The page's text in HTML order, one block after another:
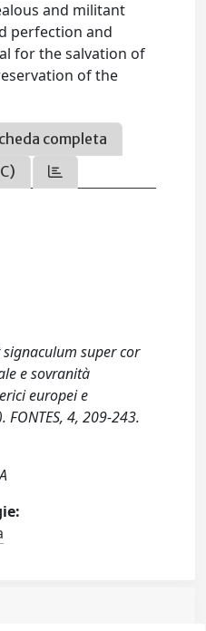
and militant
perfection and
for the salvation of
of the
completa
signaculum super cor
e sovranità
europei e
4, 209-243.